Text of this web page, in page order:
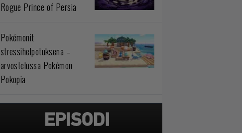
Rogue Prince of Persia
Pokémonit
stressihelpotuksena –
arvostelussa Pokémon
Pokopia